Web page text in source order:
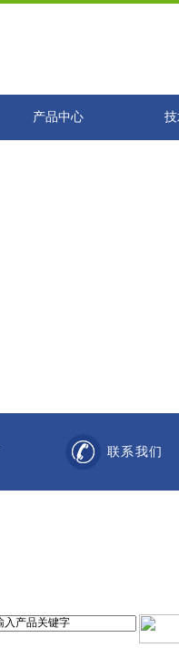
产品中心
联系我们